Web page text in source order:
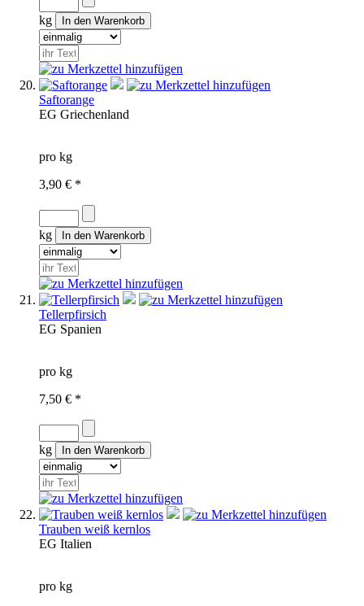
kg
Saftorange
EG Griechenland
pro kg
3,90 € *
kg
Tellerpfirsich
EG Spanien
pro kg
7,50 € *
kg
Trauben weiß kernlos
EG Italien
pro kg